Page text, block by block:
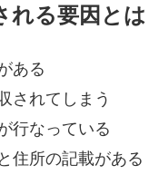
れる要因とは
ある
されてしまう
行なっている
住所の記載がある